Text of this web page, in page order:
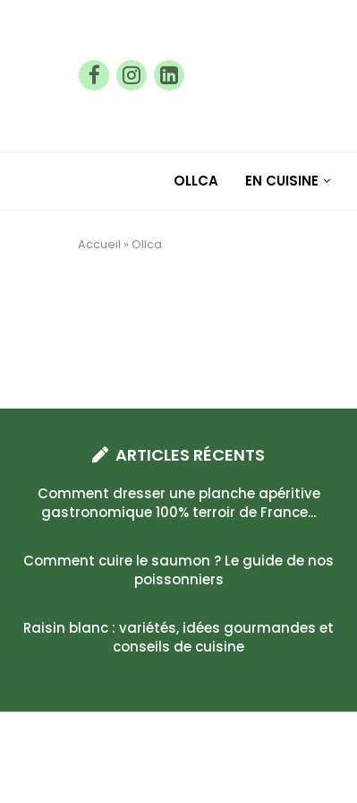
OLLCA EN CUISINE
Accueil » Ollca
ARTICLES RÉCENTS
Comment dresser une planche apéritive
gastronomique 100% terroir de France...
Comment cuire le saumon ? Le guide de nos
poissonniers
Raisin blanc : variétés, idées gourmandes et
conseils de cuisine